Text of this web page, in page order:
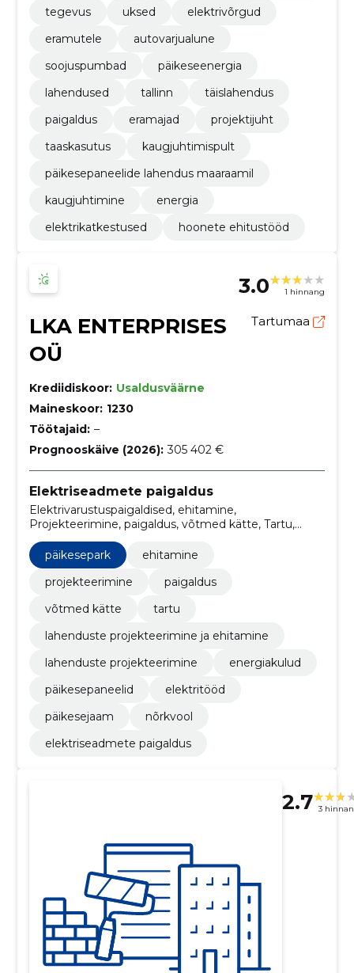
tegevus
uksed
elektrivõrgud
eramutele
autovarjualune
soojuspumbad
päikeseenergia
lahendused
tallinn
täislahendus
paigaldus
eramajad
projektijuht
taaskasutus
kaugjuhtimispult
päikesepaneelide lahendus maaraamil
kaugjuhtimine
energia
elektrikatkestused
hoonete ehitustööd
3.0 1 hinnang
LKA ENTERPRISES
OÜ
Tartumaa
Krediidiskoor: Usaldusväärne
Maineskoor: 1230
Töötajaid: –
Prognooskäive (2026): 305 402 €
Elektriseadmete paigaldus
Elektrivarustuspaigaldised, ehitamine,
Projekteerimine, paigaldus, võtmed kätte, Tartu,
lahenduste projekteerimine ja ehitamine, lahenduste
projekteerimine, energiakulud, päikesepaneelid
päikesepark
ehitamine
projekteerimine
paigaldus
võtmed kätte
tartu
lahenduste projekteerimine ja ehitamine
lahenduste projekteerimine
energiakulud
päikesepaneelid
elektritööd
päikesejaam
nõrkvool
elektriseadmete paigaldus
2.7 3